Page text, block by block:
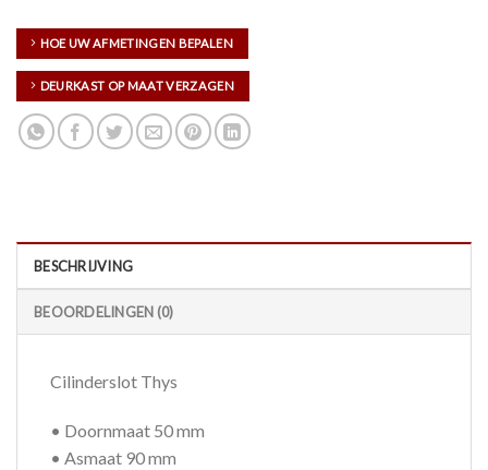
HOE UW AFMETINGEN BEPALEN
DEURKAST OP MAAT VERZAGEN
BESCHRIJVING
BEOORDELINGEN (0)
Cilinderslot Thys
• Doornmaat 50 mm
• Asmaat 90 mm